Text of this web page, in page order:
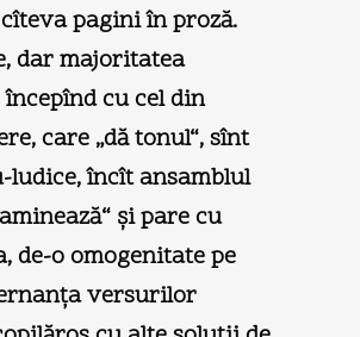
pagini în proză.
dar majoritatea
cu cel din
care „dă tonul“, sînt
ludice, încît ansamblul
şi pare cu
de-o omogenitate pe
versurilor